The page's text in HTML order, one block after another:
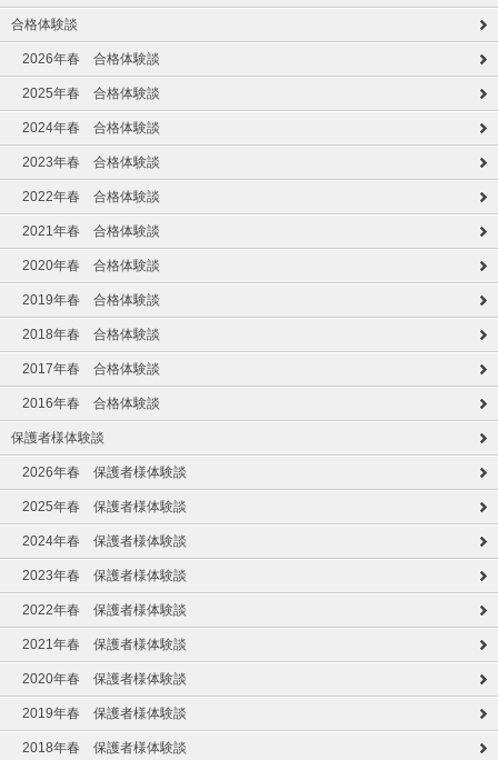
合格体験談
2026年春 合格体験談
2025年春 合格体験談
2024年春 合格体験談
2023年春 合格体験談
2022年春 合格体験談
2021年春 合格体験談
2020年春 合格体験談
2019年春 合格体験談
2018年春 合格体験談
2017年春 合格体験談
2016年春 合格体験談
保護者様体験談
2026年春 保護者様体験談
2025年春 保護者様体験談
2024年春 保護者様体験談
2023年春 保護者様体験談
2022年春 保護者様体験談
2021年春 保護者様体験談
2020年春 保護者様体験談
2019年春 保護者様体験談
2018年春 保護者様体験談